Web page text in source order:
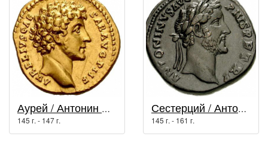
Аурей / Антонин Пий (138 г. - 161 г.)
145 г. - 147 г.
Сестерций / Антонин Пий (138 г. - 161 г.)
145 г. - 161 г.